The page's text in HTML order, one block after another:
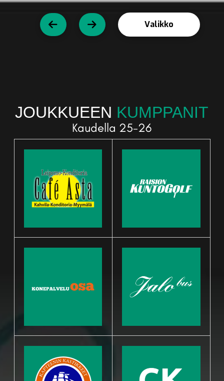
Valikko
JOUKKUEEN KUMPPANIT
Kaudella 25-26